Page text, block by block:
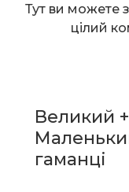
Тут ви можете
цілий
Великий +
гаманці